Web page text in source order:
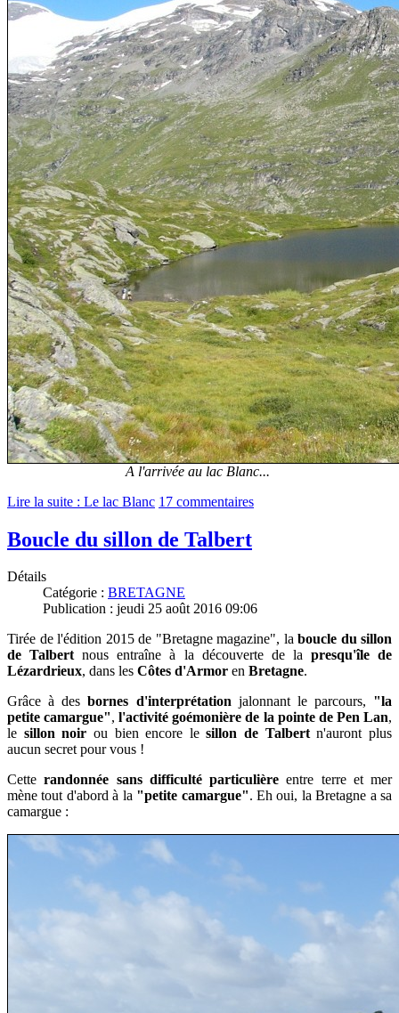
A l'arrivée au lac Blanc...
Lire la suite : Le lac Blanc 17 commentaires
Boucle du sillon de Talbert
Détails
Catégorie : BRETAGNE
Publication : jeudi 25 août 2016 09:06
Tirée de l'édition 2015 de "Bretagne magazine", la boucle du sillon
de Talbertnous entraîne à la découverte de la presqu'île de
Lézardrieux, dans les Côtes d'Armor en Bretagne.
Grâce à desbornes d'interprétationjalonnant le parcours, "la
petite camargue", l'activité goémonière de la pointe de Pen Lan,
le sillon noir ou bien encore lesillon de Talbertn'auront plus
aucun secret pour vous !
Cetterandonnée sans difficulté particulière entre terre et mer
mène tout d'abord à la "petite camargue". Eh oui, la Bretagne a sa
camargue :